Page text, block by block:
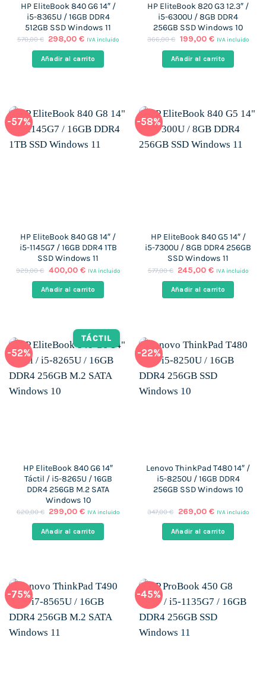
HP EliteBook 840 G6 14″ /
i5-8365U / 16GB DDR4
512GB SSD Windows 11
570,00€ El
original
era:
298,00€El
actual
es:
IVA incluido
Añadir al carrito
HP EliteBook 820 G3 12.3″ /
i5-6300U / 8GB DDR4
256GB SSD Windows 10
366,00€ El
original
era:
199,00 €El
actual
es:
IVA incluido
Añadir al carrito
-57%
HP EliteBook 840 G8 14″ /
i5-1145G7 / 16GB DDR4 1TB
SSD Windows 11
929,00€ El
original
era:
400,00 €El
actual
es:
IVA incluido
Añadir al carrito
-58%
HP EliteBook 840 G5 14″ /
i5-7300U / 8GB DDR4 256GB
SSD Windows 11
577,00€ El
original
era:
245,00€El
actual
es:
IVA incluido
Añadir al carrito
-52%
TÁCTIL
HP EliteBook 840 G6 14″
Táctil / i5-8265U / 16GB
DDR4 256GB M.2 SATA
Windows 10
620,00€ El
original
era:
299,00€El
actual
es:
IVA incluido
Añadir al carrito
-22%
Lenovo ThinkPad T480 14″ /
i5-8250U / 16GB DDR4
256GB SSD Windows 10
347,00€
El
original
era:
269,00 €El
actual
es:
IVA incluido
Añadir al carrito
-75% -45%